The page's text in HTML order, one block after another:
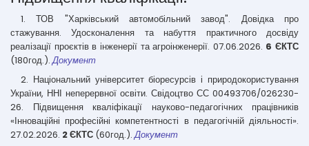
1. ТОВ "Харківський автомобільний завод". Довідка про
стажування. Удосконалення та набуття практичного досвіду
реалізації проєктів в інженерії та агроінженерії. 07.06.2026. 6 ЄКТС
(180год.).Документ
2. Національний університет біоресурсів і природокористування
України, ННІ неперервної освіти. Свідоцтво СС 00493706/026230-
26. Підвищення кваліфікації науково-педагогічних працівників
«Інноваційні професійні компетентності в педагогічній діяльності».
27.02.2026. 2 ЄКТС (60год.).Документ